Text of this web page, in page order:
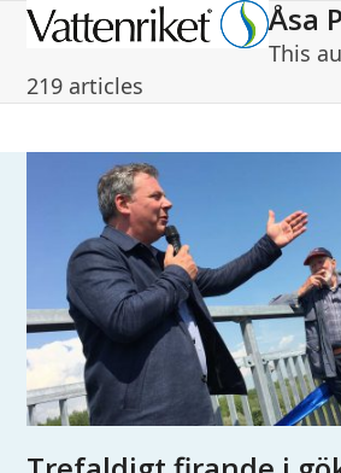
Open
menu
Close
menu
Åsa
This
219 articles